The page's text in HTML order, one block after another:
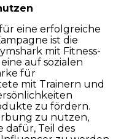
eine erfolgreiche
ist die
mit Fitness-
auf sozialen
für
mit Trainern und
zu fördern.
zu nutzen,
dafür, Teil des